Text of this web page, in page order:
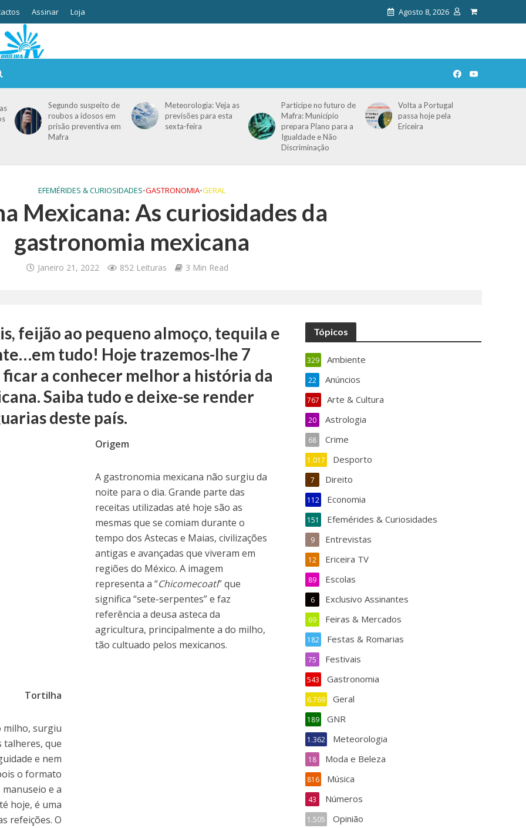
Assinar Loja Agosto 8, 2026
Segundo suspeito de
roubos a idosos em
prisão preventiva em
Mafra
Meteorologia: Veja as
previsões para esta
sexta-feira
Participe no futuro de
Mafra: Município
prepara Plano para a
Igualdade e Não
Discriminação
Volta a Portugal
passa hoje pela
Ericeira
EFEMÉRIDES & CURIOSIDADES•GASTRONOMIA•GERAL
Mexicana: As curiosidades da
gastronomia mexicana
Janeiro 21, 2022 852 Leituras 3 Min Read
feijão ao pequeno almoço, tequila e
tudo! Hoje trazemos-lhe 7
a conhecer melhor a história da
Saiba tudo e deixe-se render
deste país.
Origem
A gastronomia mexicana não surgiu da
noite para o dia. Grande parte das
receitas utilizadas até hoje são as
mesmas que se comiam durante o
tempo dos Astecas e Maias, civilizações
antigas e avançadas que viveram em
regiões do México. A imagem
representa a “Chicomecoatl” que
significa “sete-serpentes” e faz
referência a deusa asteca da
agricultura, principalmente a do milho,
tão cultuado pelos mexicanos.
Tortilha
surgiu
talheres, que
e nem
o formato
e a
hoje, é uma
refeições. O
Tópicos
Ambiente
329
Anúncios
22
Arte & Cultura
767
Astrologia
20
Crime
68
Desporto
1.017
Direito
7
Economia
112
Efemérides & Curiosidades
151
Entrevistas
9
Ericeira TV
12
Escolas
89
Exclusivo Assinantes
6
Feiras & Mercados
69
Festas & Romarias
182
Festivais
75
Gastronomia
543
Geral
6.769
GNR
189
Meteorologia
1.362
Moda e Beleza
18
Música
816
Números
43
Opinião
1.505